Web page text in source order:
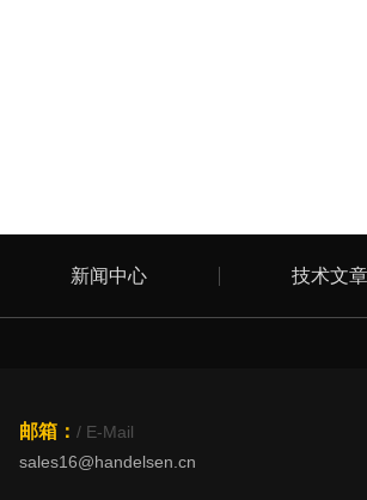
新闻中心 技术文章
邮箱： / E-Mail
sales16@handelsen.cn